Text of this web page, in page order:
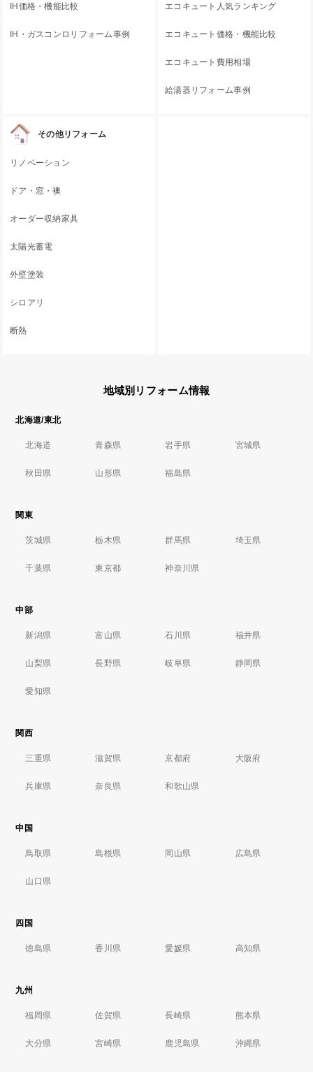
IH価格・機能比較
IH・ガスコンロリフォーム事例
エコキュート人気ランキング
エコキュート価格・機能比較
エコキュート費用相場
給湯器リフォーム事例
その他リフォーム
リノベーション
ドア・窓・襖
オーダー収納家具
太陽光蓄電
外壁塗装
シロアリ
断熱
地域別リフォーム情報
北海道/東北
北海道 青森県 岩手県 宮城県
秋田県 山形県 福島県
関東
茨城県 栃木県 群馬県 埼玉県
千葉県 東京都 神奈川県
中部
新潟県 富山県 石川県 福井県
山梨県 長野県 岐阜県 静岡県
愛知県
関西
三重県 滋賀県 京都府 大阪府
兵庫県 奈良県 和歌山県
中国
鳥取県 島根県 岡山県 広島県
山口県
四国
徳島県 香川県 愛媛県 高知県
九州
福岡県 佐賀県 長崎県 熊本県
大分県 宮崎県 鹿児島県 沖縄県